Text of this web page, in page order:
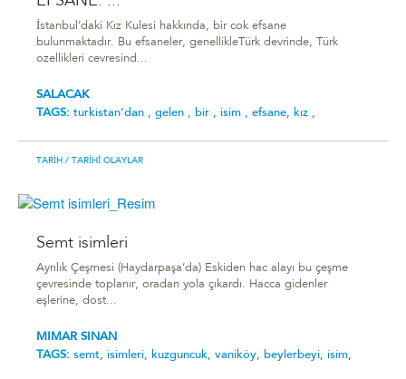
İstanbul’daki Kız Kulesi hakkında, bir cok efsane
bulunmaktadır. Bu efsaneler, genellikleTürk devrinde, Türk
ozellikleri cevresind...
SALACAK
TAGS: turki̇stan’dan , gelen , bi̇r , isi̇m , efsane, kiz ,
TARIH / TARIHI OLAYLAR
Semt isimleri
Ayrılık Çeşmesi (Haydarpaşa’da) Eskiden hac alayı bu çeşme
çevresinde toplanır, oradan yola çıkardı. Hacca gidenler
eşlerine, dost...
MIMAR SINAN
TAGS: semt, isimleri, kuzguncuk, vaniköy, beylerbeyi, isim,